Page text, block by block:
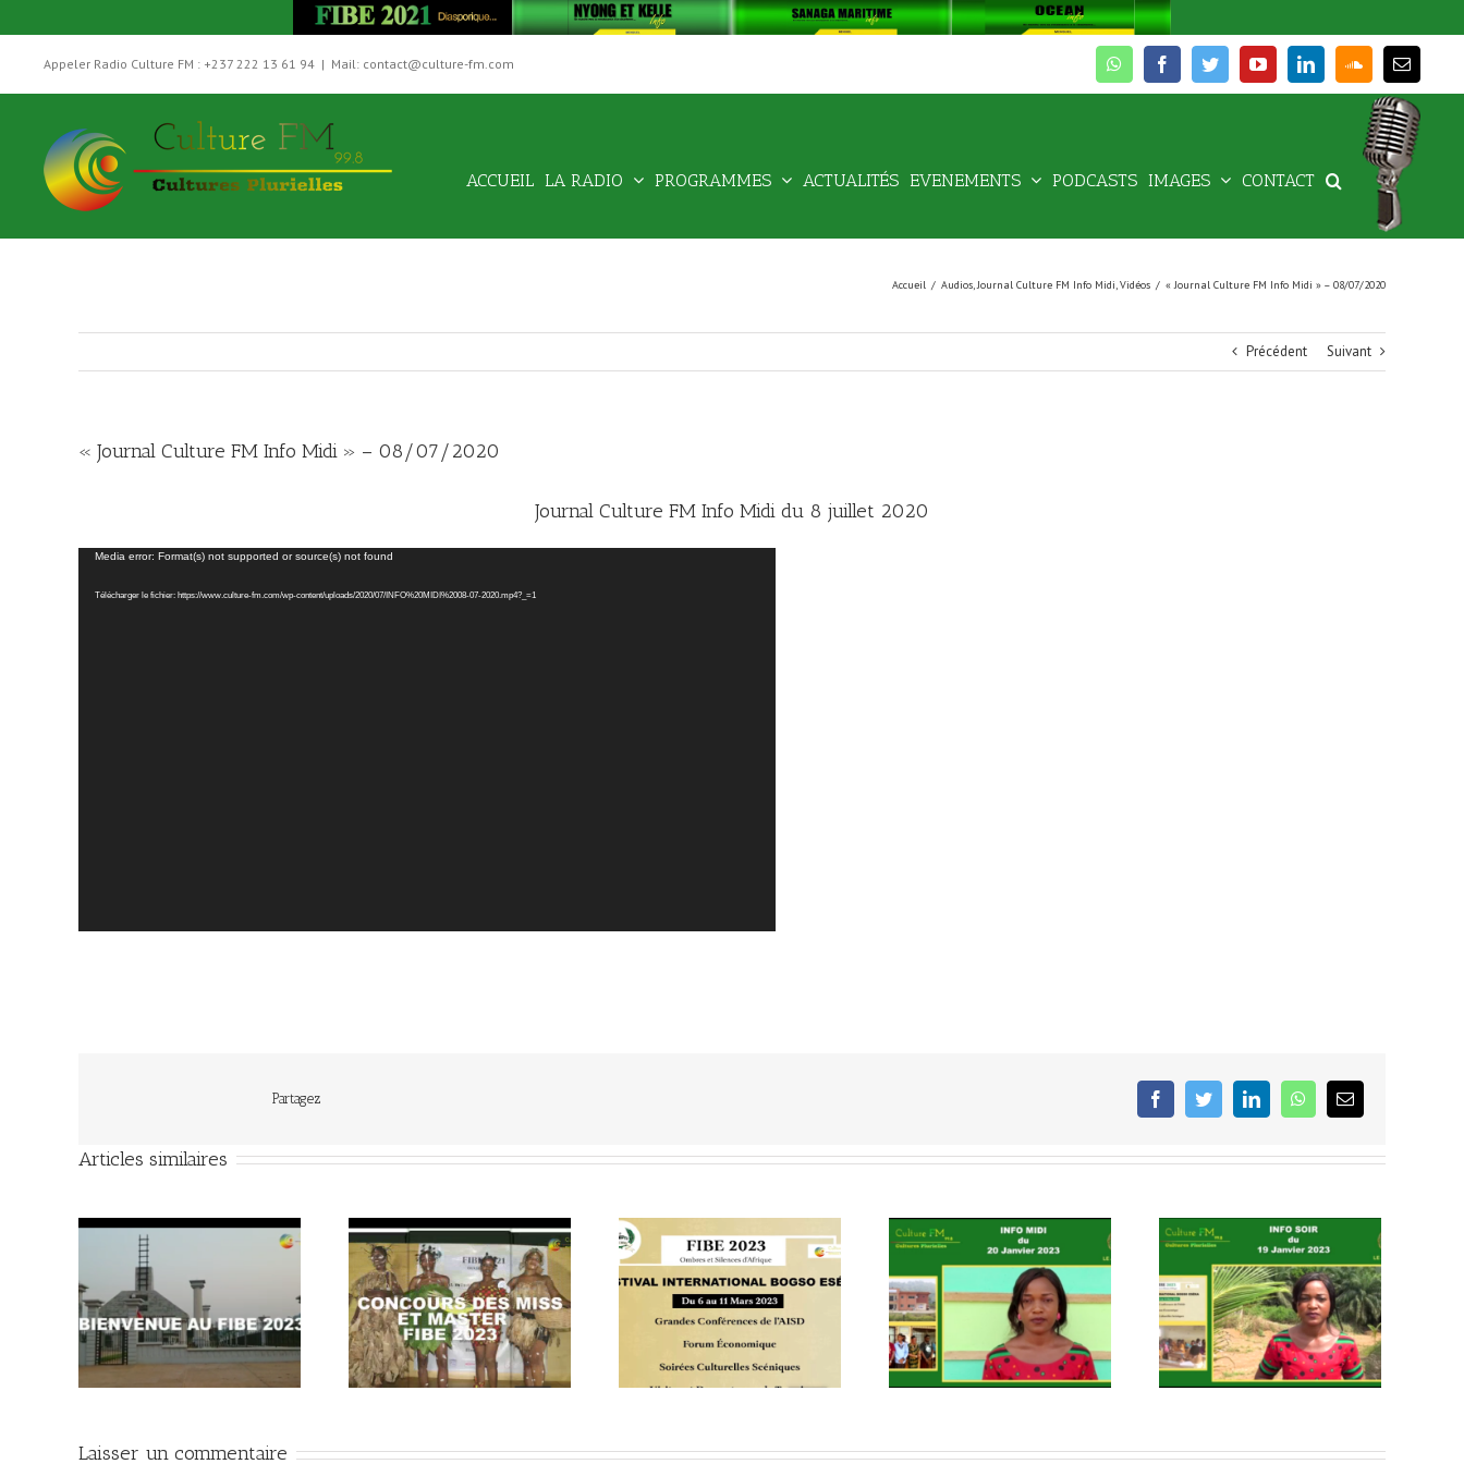
Appeler Radio Culture FM : +237 222 13 61 94 | Mail: contact@culture-fm.com whatsappfacebooktwitter youtubelinkedinsoundcloud
Email
ACCUEIL LA RADIO PROGRAMMES ACTUALITÉS EVENEMENTS PODCASTS IMAGES CONTACT
Accueil / Audios,Journal Culture FM Info Midi,Vidéos / « Journal Culture FM Info Midi » – 08/07/2020
Précédent Suivant
« Journal Culture FM Info Midi » – 08/07/2020
Journal Culture FM Info Midi du 8 juillet 2020
Lecteur
Media error: Format(s) not supported or source(s) not found
Télécharger le fichier: https://www.culture-fm.com/wp-content/uploads/2020/07/INFO%20MIDI%2008-07-2020.mp4?_=1
Partagez facebooktwitter linkedin whatsappEmail
Articles similaires
Concours Miss et Mister FIBE
2023
Programme FIBE 2023
Journal Culture Fm Info Midi
– 20/01/2023
Journal Culture Fm Info Soir –
19/01/2023
Laisser un commentaire